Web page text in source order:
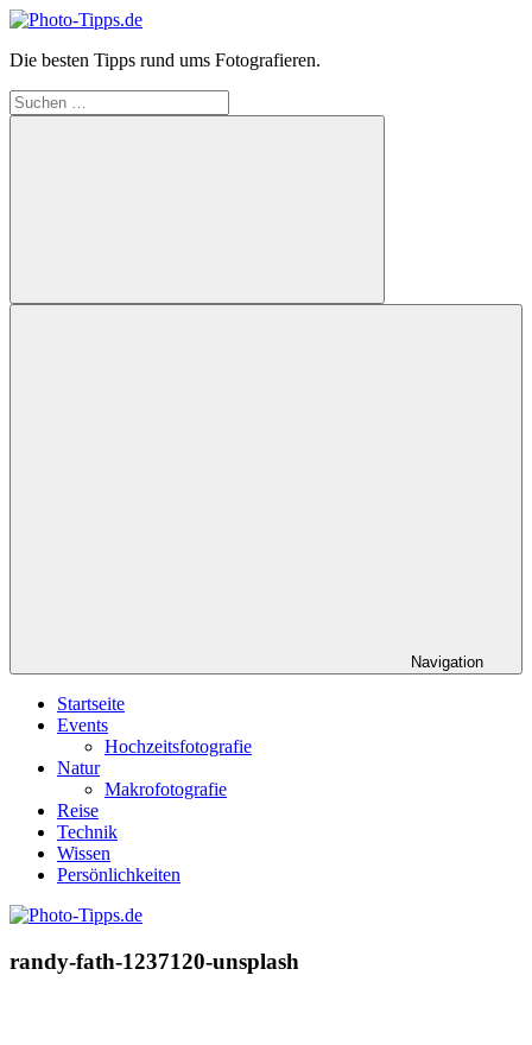
Zum
springen
Photo-
Die besten Tipps rund ums Fotografieren.
Suchen
nach:
Suchen
Navigation
Startseite
Events
Hochzeitsfotografie
Natur
Makrofotografie
Reise
Technik
Wissen
Persönlichkeiten
randy-fath-1237120-unsplash